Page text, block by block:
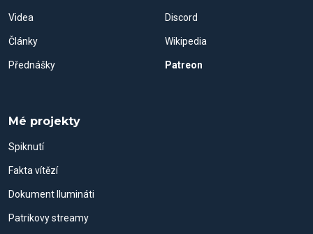
Videa
Články
Přednášky
Discord
Wikipedia
Patreon
Mé projekty
Spiknutí
Fakta vítězí
Dokument Ilumináti
Patrikovy streamy